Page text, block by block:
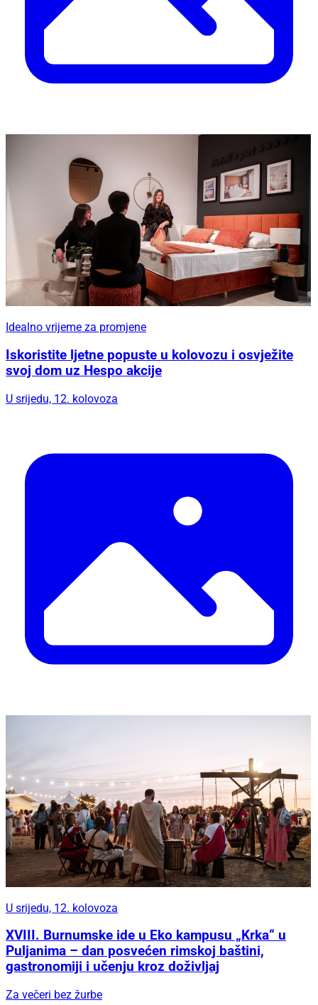
Idealno vrijeme za promjene
Iskoristite ljetne popuste u kolovozu i osvježite
svoj dom uz Hespo akcije
U srijedu, 12. kolovoza
U srijedu, 12. kolovoza
XVIII. Burnumske ide u Eko kampusu „Krka“ u
Puljanima – dan posvećen rimskoj baštini,
gastronomiji i učenju kroz doživljaj
Za večeri bez žurbe